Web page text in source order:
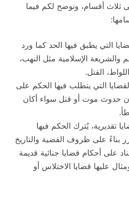
ثلاث أقسام، ونوضح لكم فيما
التي يطبق فيها الحد كما ورد
والشريعة الإسلامية مثل النهب،
القتل.
التي يتطلب فيها الحكم على
حدوث موت أو قتل سواء أكان
تقديرية، يُترك الحكم فيها
بناءً على ظروف القضية والتاريخ
على أحكام قضايا جنائية قديمة
عليها قضايا الاختلاس أو